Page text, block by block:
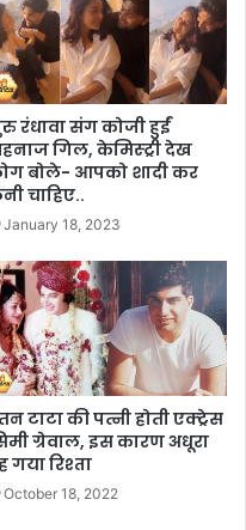
रंधावा संग कोजी हुईं
गिल, केमिस्ट्री देख
बोले- आपको शादी कर
चाहिए..
January 18, 2023
टाटा की पत्नी होती एक्ट्रेस
ग्रेवाल, इस कारण अधूरा
गया रिश्ता
October 18, 2022